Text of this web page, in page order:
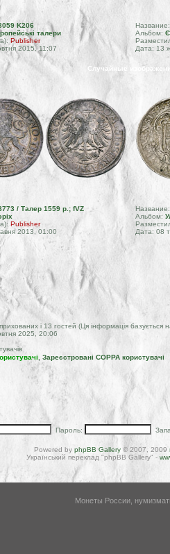
K206
талери
Publisher
2015, 11:07
Название:
Альбом:
Дата: 13
Случайные
/ Талер 1559 р.; fVZ
Publisher
2013, 01:00
Название:
Альбом:
Дата: 08
і 13 гостей (Ця інформація базується
2025, 20:06
Зареєстровані COPPA користувачі
Пароль:
Powered by phpBB Gallery © 2007, 2009
Український переклад "phpBB Gallery" -
Монеты России,